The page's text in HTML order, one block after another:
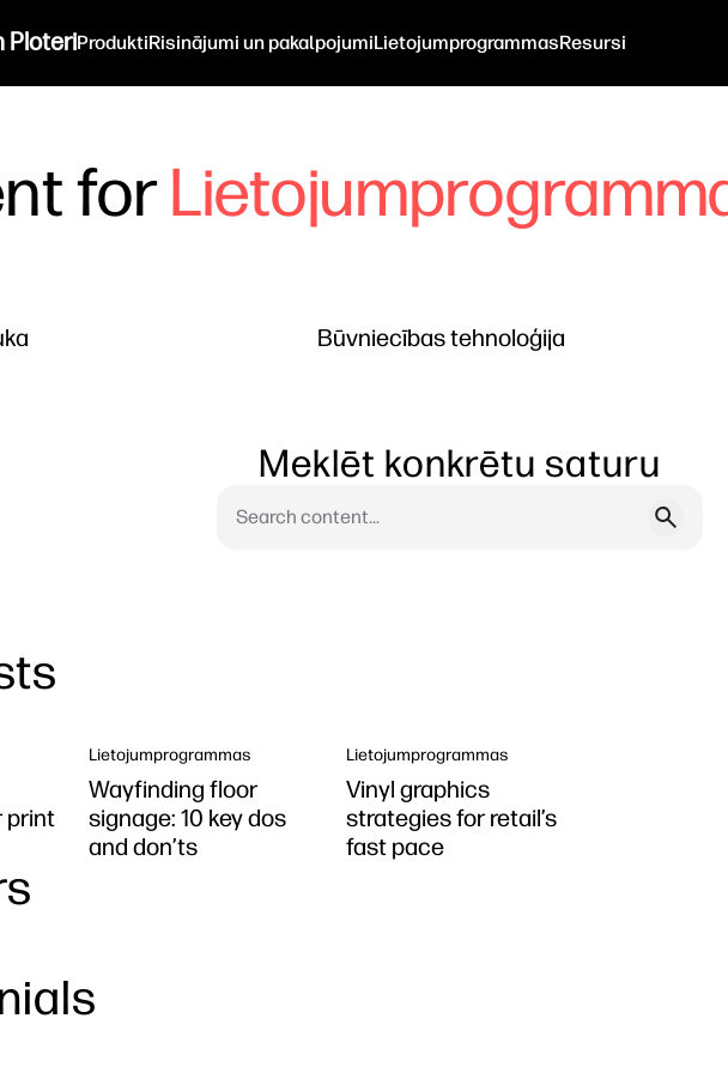
PloteriProduktiRisinājumi un pakalpojumiLietojumprogrammasResursi
for
Būvniecības tehnoloģija
Meklēt konkrētu saturu
print
Lietojumprogrammas
Wayfinding floor
signage: 10 key dos
and don’ts
Lietojumprogrammas
Vinyl graphics
strategies for retail’s
fast pace